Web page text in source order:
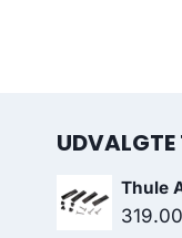
UDVALGTE
Thule
319.00